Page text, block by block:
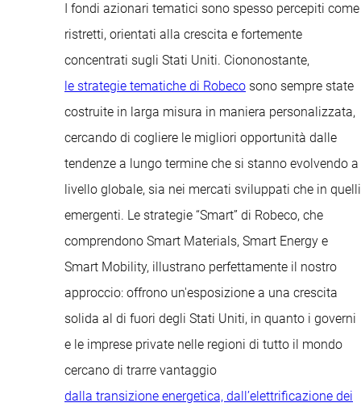
I fondi azionari tematici sono spesso percepiti come
ristretti, orientati alla crescita e fortemente
concentrati sugli Stati Uniti. Ciononostante,
le strategie tematiche di Robeco sono sempre state
costruite in larga misura in maniera personalizzata,
cercando di cogliere le migliori opportunità dalle
tendenze a lungo termine che si stanno evolvendo a
livello globale, sia nei mercati sviluppati che in quelli
emergenti. Le strategie “Smart” di Robeco, che
comprendono Smart Materials, Smart Energy e
Smart Mobility, illustrano perfettamente il nostro
approccio: offrono un'esposizione a una crescita
solida al di fuori degli Stati Uniti, in quanto i governi
e le imprese private nelle regioni di tutto il mondo
cercano di trarre vantaggio
dalla transizione energetica, dall’elettrificazione dei